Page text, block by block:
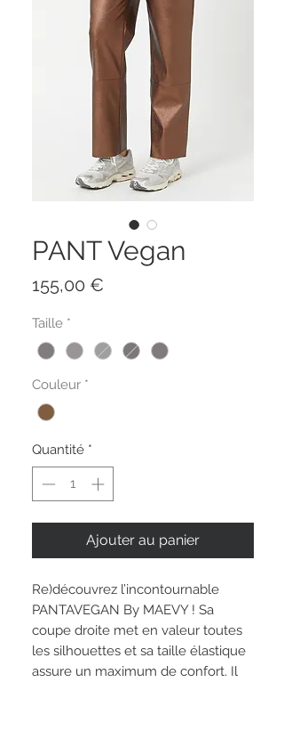
PANT Vegan
155,00 €
Taille *
Couleur *
Quantité *
Ajouter au panier
Re)découvrez l’incontournable
PANTAVEGAN By MAEVY ! Sa
coupe droite met en valeur toutes
les silhouettes et sa taille élastique
assure un maximum de confort. Il